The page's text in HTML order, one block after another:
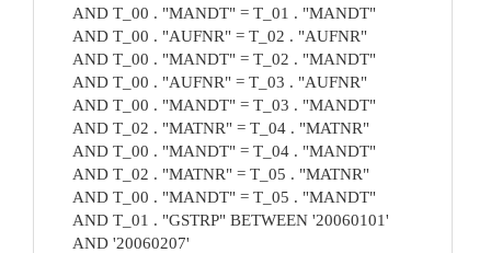
AND T_00 . "MANDT" = T_01 . "MANDT"
AND T_00 . "AUFNR" = T_02 . "AUFNR"
AND T_00 . "MANDT" = T_02 . "MANDT"
AND T_00 . "AUFNR" = T_03 . "AUFNR"
AND T_00 . "MANDT" = T_03 . "MANDT"
AND T_02 . "MATNR" = T_04 . "MATNR"
AND T_00 . "MANDT" = T_04 . "MANDT"
AND T_02 . "MATNR" = T_05 . "MATNR"
AND T_00 . "MANDT" = T_05 . "MANDT"
AND T_01 . "GSTRP" BETWEEN '20060101'
AND '20060207'